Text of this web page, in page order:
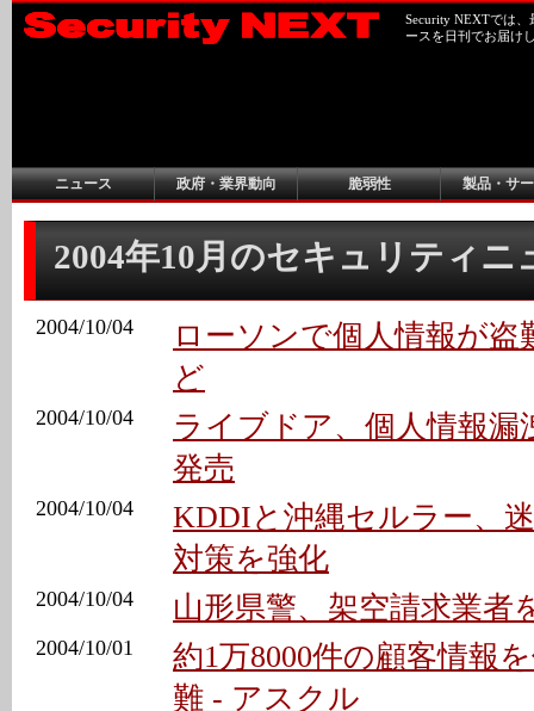
Security NEXTでは
ースを日刊でお届け
ニュース 政府・業界動向 脆弱性 製品・サ
2004年10月のセキュリティニ
2004/10/04
ローソンで個人情報が盗
ど
2004/10/04
ライブドア、個人情報漏
発売
2004/10/04
KDDIと沖縄セルラー、
対策を強化
2004/10/04 山形県警、架空請求業者
2004/10/01
約1万8000件の顧客情報
難 - アスクル